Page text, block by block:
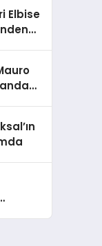
Elbise